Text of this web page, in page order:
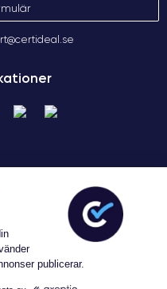
månader
Allmänna försäljningsvillkor
Certideal © 2026 Alla rättigheter
publicerar.